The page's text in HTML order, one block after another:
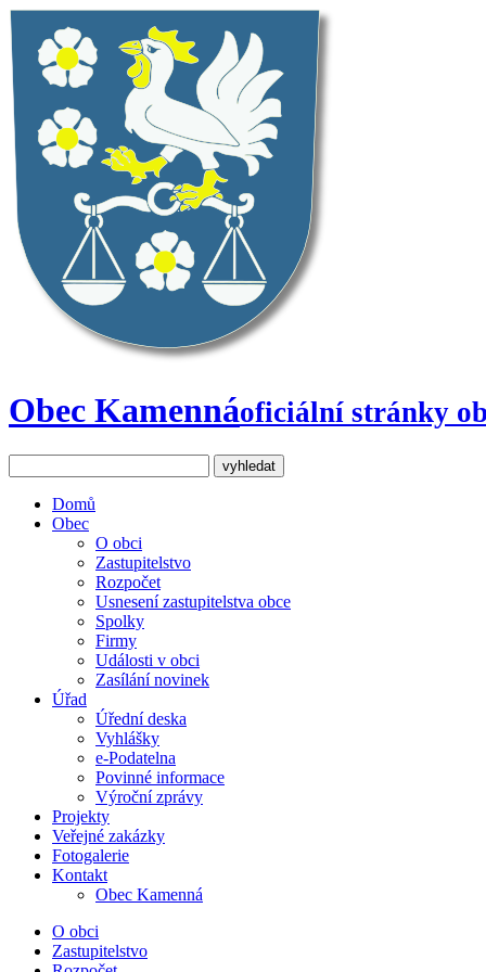
Obec Kamennáoficiální stránky
Domů
Obec
O obci
Zastupitelstvo
Rozpočet
Usnesení zastupitelstva obce
Spolky
Firmy
Události v obci
Zasílání novinek
Úřad
Úřední deska
Vyhlášky
e-Podatelna
Povinné informace
Výroční zprávy
Projekty
Veřejné zakázky
Fotogalerie
Kontakt
Obec Kamenná
O obci
Zastupitelstvo